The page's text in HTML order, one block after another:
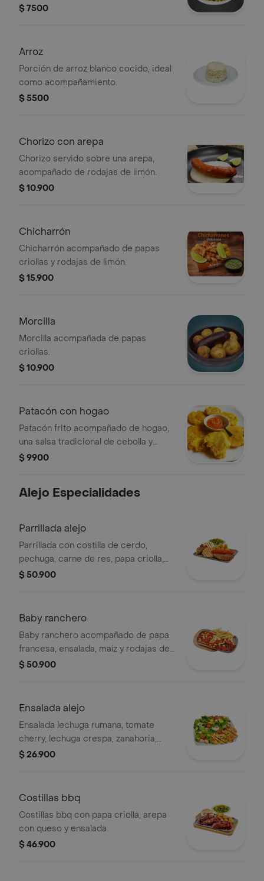
cremoso.
$ 7500
Arroz
Porción de arroz blanco cocido, ideal
como acompañamiento.
$ 5500
Chorizo con arepa
Chorizo servido sobre una arepa,
acompañado de rodajas de limón.
$ 10.900
Chicharrón
Chicharrón acompañado de papas
criollas y rodajas de limón.
$ 15.900
Morcilla
Morcilla acompañada de papas
criollas.
$ 10.900
Patacón con hogao
Patacón frito acompañado de hogao,
una salsa tradicional de cebolla y
tomate.
$ 9900
Alejo Especialidades
Parrillada alejo
Parrillada con costilla de cerdo,
pechuga, carne de res, papa criolla,
arepa con queso, chorizo y ensalada
$ 50.900
Baby ranchero
Baby ranchero acompañado de papa
francesa, ensalada, maíz y rodajas de
salchicha.
$ 50.900
Ensalada alejo
Ensalada lechuga rumana, tomate
cherry, lechuga crespa, zanahoria,
aguacate, jamón, champiñones, grille,
$ 26.900
Costillas bbq
Costillas bbq con papa criolla, arepa
con queso y ensalada.
$ 46.900